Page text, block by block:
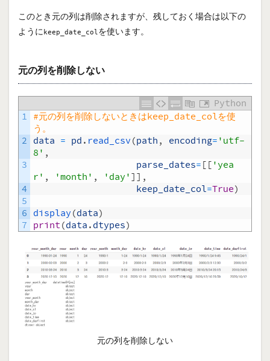
このとき元の列は削除されますが、残しておく場合は以下の
ように keep_date_colを使います。
元の列を削除しない
Python
1
2
3
4
5
6
7
#元の列を削除しないときはkeep_date_colを使
う。
data = pd. read_csv(path, encoding='utf-
8' ,
parse_dates=[['yea
r' , 'month' , 'day']] ,
keep_date_col=True)
display(data)
print(data.dtypes)
元の列を削除しない